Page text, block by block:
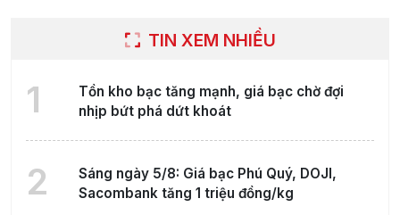
TIN XEM NHIỀU
1
Tồn kho bạc tăng mạnh, giá bạc chờ đợi
nhịp bứt phá dứt khoát
2
Sáng ngày 5/8: Giá bạc Phú Quý, DOJI,
Sacombank tăng 1 triệu đồng/kg